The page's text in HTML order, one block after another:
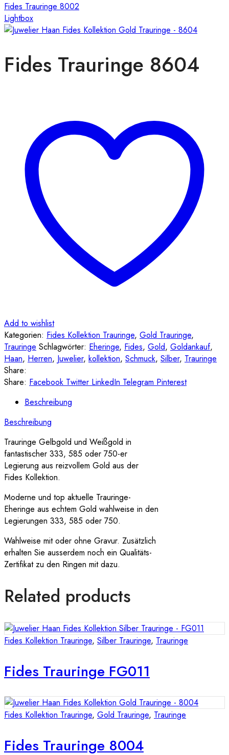
Fides Trauringe 8002
Lightbox
Fides Trauringe 8604
Add to wishlist
Kategorien: Fides Kollektion Trauringe, Gold Trauringe,
Trauringe Schlagwörter: Eheringe, Fides, Gold, Goldankauf,
Haan, Herren, Juwelier, kollektion, Schmuck, Silber, Trauringe
Share:
Share: Facebook Twitter LinkedIn Telegram Pinterest
Beschreibung
Beschreibung
Trauringe Gelbgold und Weißgold in
fantastischer 333, 585 oder 750-er
Legierung aus reizvollem Gold aus der
Fides Kollektion.
Moderne und top aktuelle Trauringe-
Eheringe aus echtem Gold wahlweise in den
Legierungen 333, 585 oder 750.
Wahlweise mit oder ohne Gravur. Zusätzlich
erhalten Sie ausserdem noch ein Qualitäts-
Zertifikat zu den Ringen mit dazu.
Related products
Fides Kollektion Trauringe, Silber Trauringe, Trauringe
Fides Trauringe FG011
Fides Kollektion Trauringe, Gold Trauringe, Trauringe
Fides Trauringe 8004